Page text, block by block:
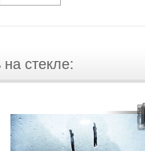
стекле: